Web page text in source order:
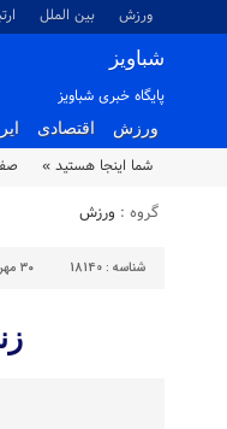
ورزش بین الملل
شباویز
پایگاه خبری شباویز
ورزش اقتصادی
شما اینجا هستید »
گروه : ورزش
شناسه : 18140 ۳۰ مهر ۱۴۰۳ - ۲۲:۱۵